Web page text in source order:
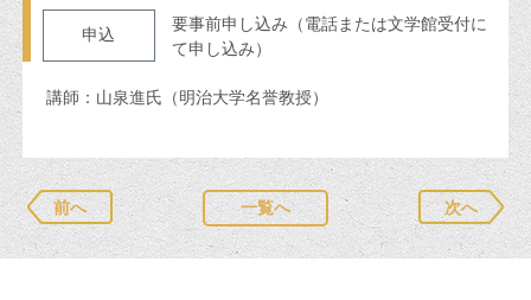
申込
要事前申し込み（電話または文学館受付に
て申し込み）
講師：山泉進氏（明治大学名誉教授）
前へ 一覧へ 次へ